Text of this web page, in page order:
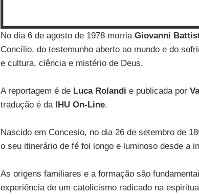
No dia 6 de agosto de 1978 morria Giovanni
Concílio, do testemunho aberto ao mundo e do
e cultura, ciência e mistério de Deus.
A reportagem é de Luca Rolandi e publicada por
tradução é da IHU On-Line.
Nascido em Concesio, no dia 26 de setembro de
o seu itinerário de fé foi longo e luminoso desde a
As origens familiares e a formação são
experiência de um catolicismo radicado na